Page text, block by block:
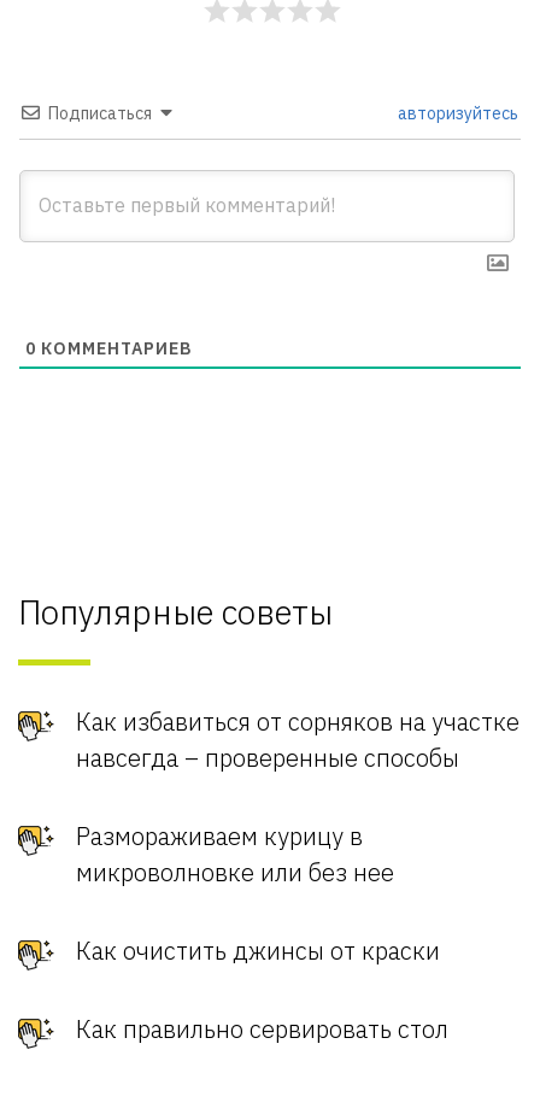
Подписаться авторизуйтесь
0 КОММЕНТАРИЕВ
Популярные советы
Как избавиться от сорняков на участке
навсегда – проверенные способы
Размораживаем курицу в
микроволновке или без нее
Как очистить джинсы от краски
Как правильно сервировать стол